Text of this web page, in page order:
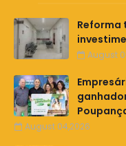
August
August 04,2026